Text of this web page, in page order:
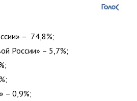
– 74,8%;
России» – 5,7%;
– 0,9%;